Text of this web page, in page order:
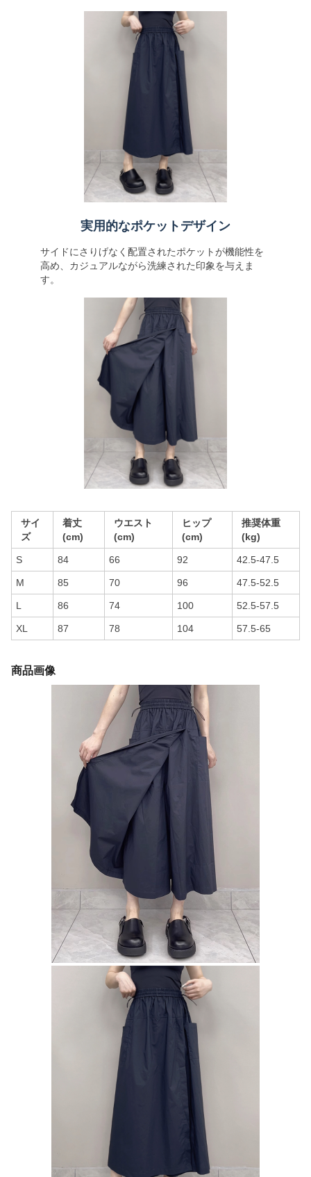
実用的なポケットデザイン
サイドにさりげなく配置されたポケットが機能性を
高め、カジュアルながら洗練された印象を与えま
す。
サイ
ズ
着丈
(cm)
ウエスト
(cm)
ヒップ
(cm)
推奨体重
(kg)
S 84 66 92 42.5-47.5
M 85 70 96 47.5-52.5
L 86 74 100 52.5-57.5
XL 87 78 104 57.5-65
商品画像